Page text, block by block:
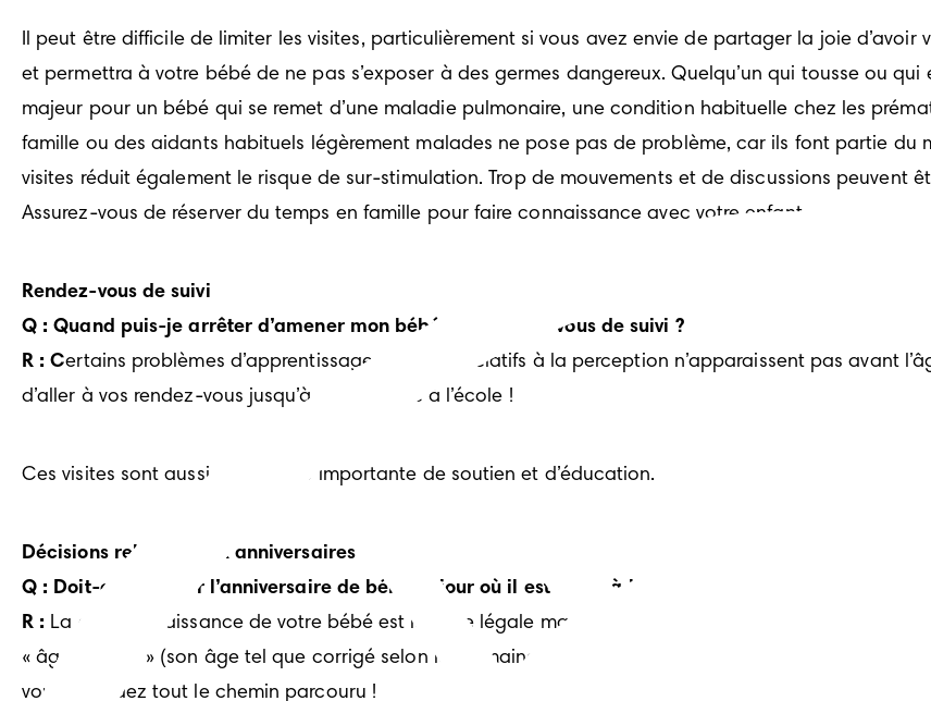
Il peut être difficile de limiter les visites, particulièrement si vous avez envie de partager la joie
et permettra à votre bébé de ne pas s’exposer à des germes dangereux. Quelqu’un qui tousse ou
majeur pour un bébé qui se remet d’une maladie pulmonaire, une condition habituelle chez les
famille ou des aidants habituels légèrement malades ne pose pas de problème, car ils font partie du
visites réduit également le risque de sur-stimulation. Trop de mouvements et de discussions peuvent
Assurez-vous de réserver du temps en famille pour faire connaissance avec votre enfant.
Rendez-vous de suivi
Q : Quand puis-je arrêter d’amener mon bébé aux rendez-vous de suivi ?
R : Certains problèmes d’apprentissage subtils ou relatifs à la perception n’apparaissent pas avant
d’aller à vos rendez-vous jusqu’à ce qu’il aille à l’école !
Ces visites sont aussi une source importante de soutien et d’éducation.
Décisions relatives aux anniversaires
Q : Doit-on célébrer l’anniversaire de bébé le jour où il est né ou à la date à laquelle il était prévu ?
R : La date de naissance de votre bébé est la date légale mais il est possible que le développement
« âge corrigé » (son âge tel que corrigé selon les semaines de prématurité). Pourquoi ne pas fêter les
vous regardez tout le chemin parcouru !